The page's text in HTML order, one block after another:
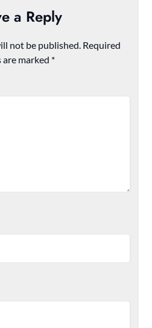
a Reply
not be published. Required
are marked *